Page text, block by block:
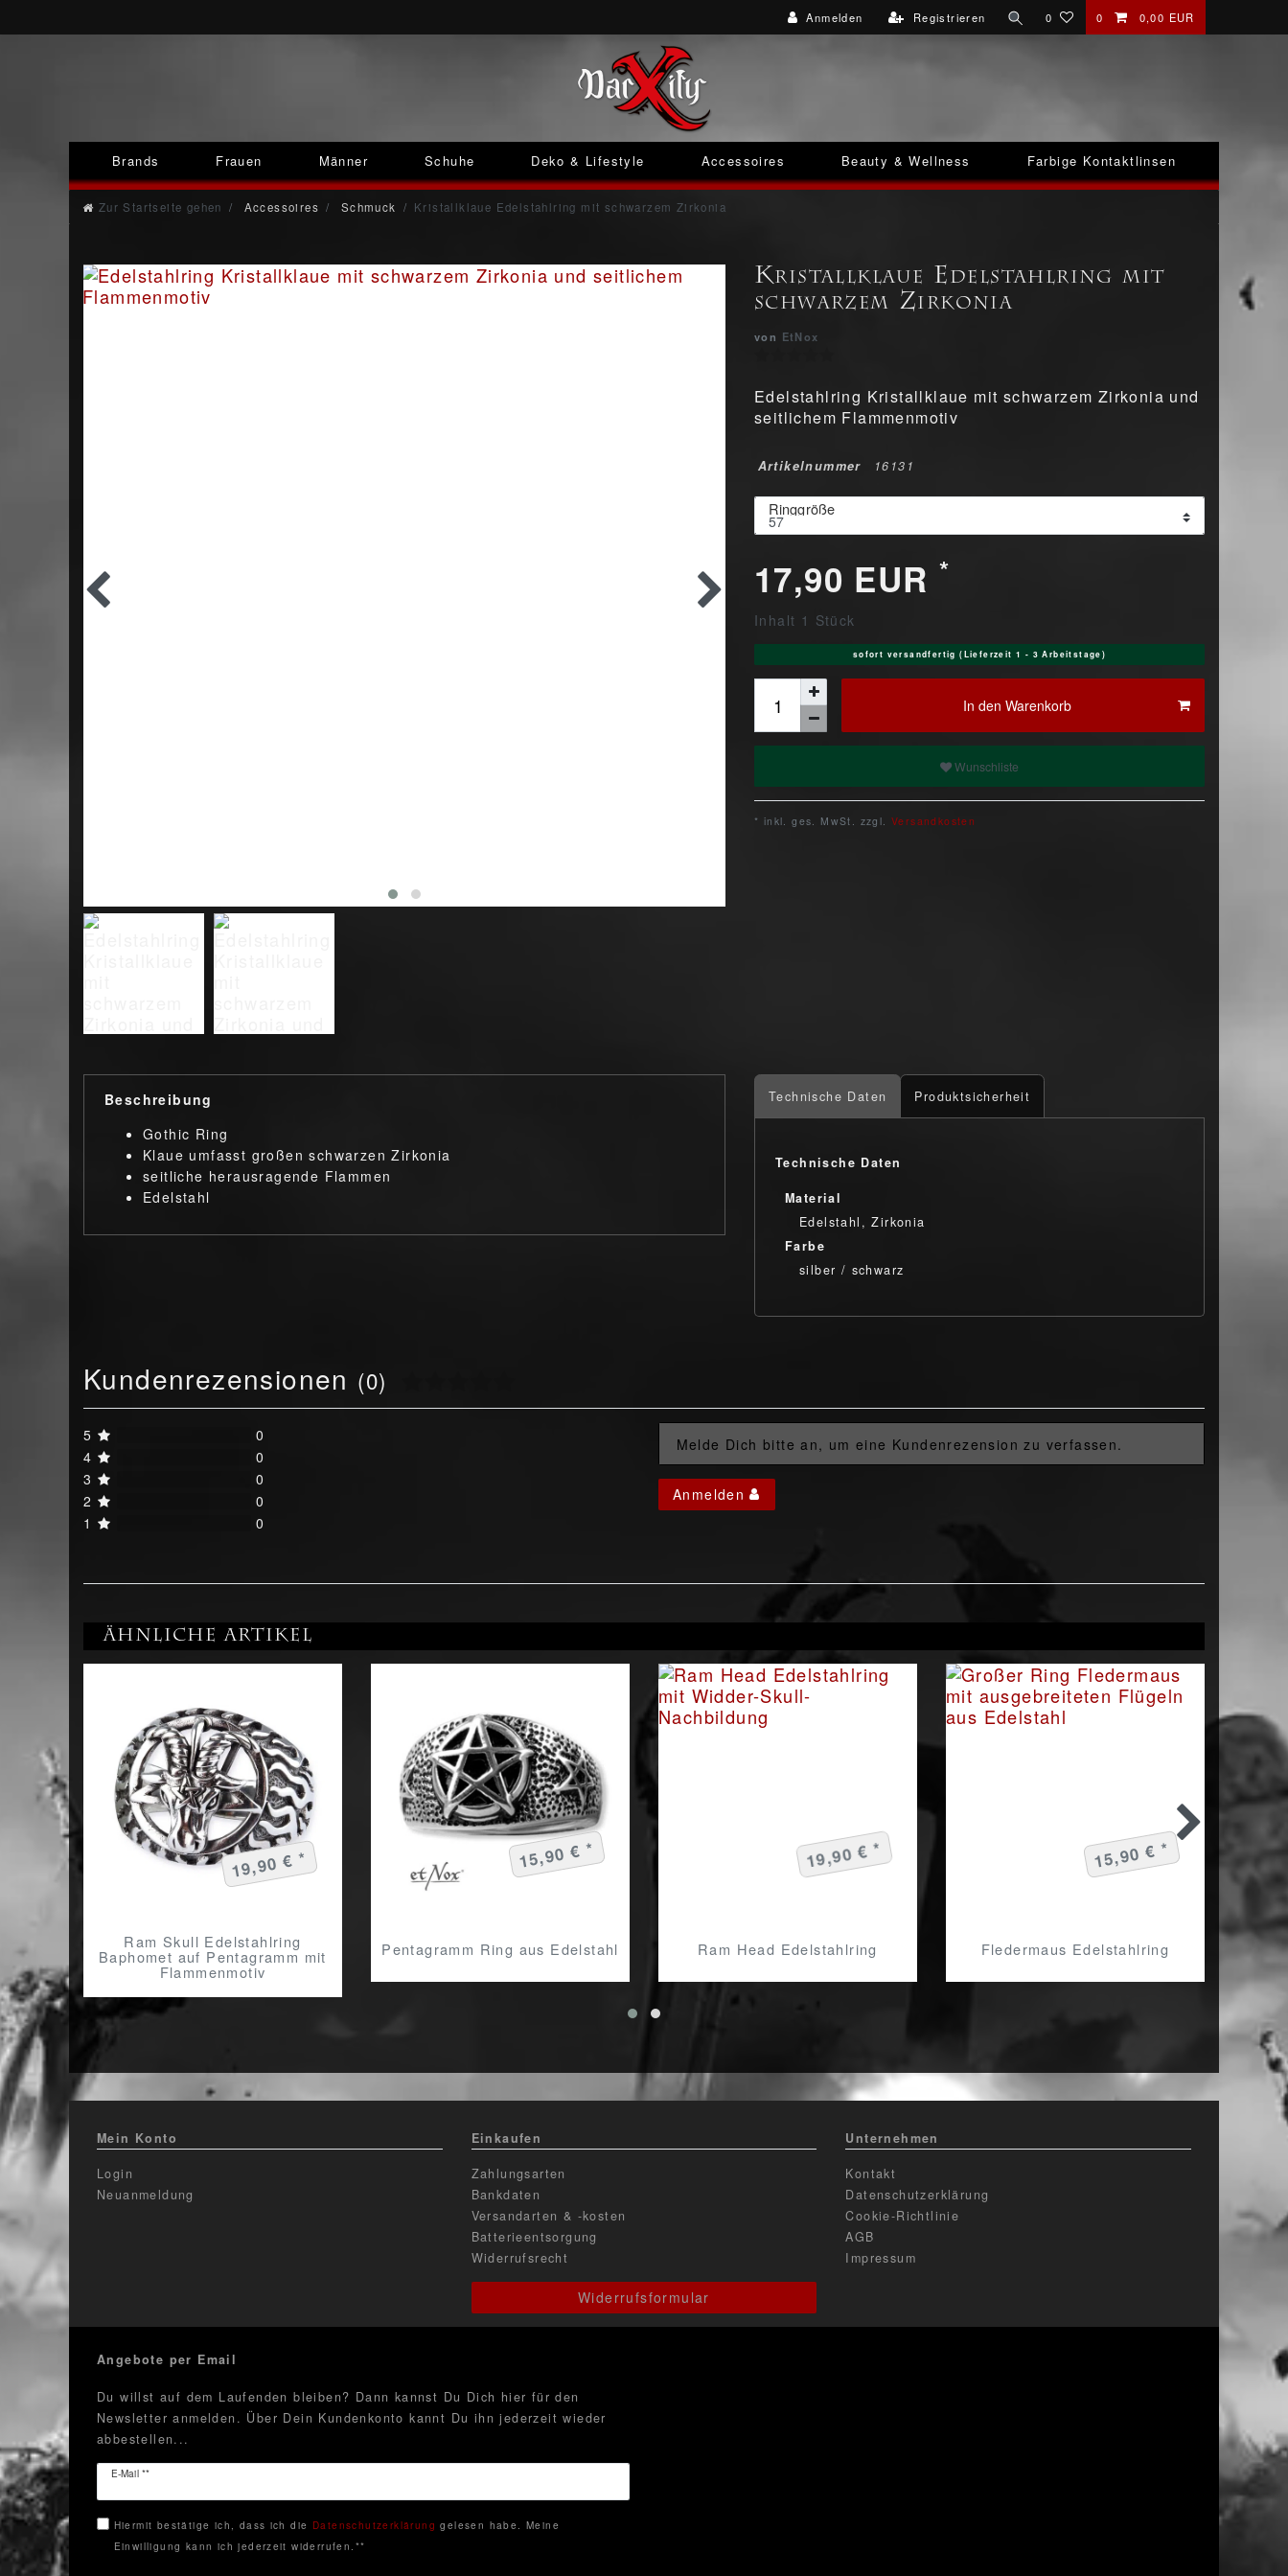
Anmelden Registrieren 0 0 0,00 EUR
Brands Frauen Männer Schuhe Deko & Lifestyle Accessoires Beauty & Wellness Farbige Kontaktlinsen
Zur Startseite gehen Accessoires Schmuck Kristallklaue Edelstahlring mit schwarzem Zirkonia
Kristallklaue Edelstahlring mit
schwarzem Zirkonia
von EtNox
Edelstahlring Kristallklaue mit schwarzem Zirkonia und
seitlichem Flammenmotiv
Artikelnummer 16131
Ringgröße
17,90 EUR *
Inhalt 1 Stück
sofort versandfertig (Lieferzeit 1 - 3 Arbeitstage)
In den Warenkorb
Wunschliste
* inkl. ges. MwSt. zzgl. Versandkosten
Beschreibung
Gothic Ring
Klaue umfasst großen schwarzen Zirkonia
seitliche herausragende Flammen
Edelstahl
Technische Daten Produktsicherheit
Technische Daten
Material
Edelstahl, Zirkonia
Farbe
silber / schwarz
Kundenrezensionen (0)
5
0
4
0
3
0
2
0
1
0
Melde Dich bitte an, um eine Kundenrezension zu verfassen.
Anmelden
Ähnliche Artikel
Ram Skull Edelstahlring
Baphomet auf Pentagramm mit
Flammenmotiv
19,90 € *
Pentagramm Ring aus Edelstahl
15,90 € *
Ram Head Edelstahlring
19,90 € *
Fledermaus Edelstahlring
15,90 € *
Mein Konto
Login
Neuanmeldung
Einkaufen
Zahlungsarten
Bankdaten
Versandarten & -kosten
Batterieentsorgung
Widerrufsrecht
Widerrufsformular
Unternehmen
Kontakt
Datenschutzerklärung
Cookie-Richtlinie
AGB
Impressum
Angebote per Email
Du willst auf dem Laufenden bleiben? Dann kannst Du Dich hier für den
Newsletter anmelden. Über Dein Kundenkonto kannt Du ihn jederzeit wieder
abbestellen...
E-Mail **
Newsletter
Hiermit bestätige ich, dass ich die Daten­schutz­erklärung gelesen habe. Meine
Einwilligung kann ich jederzeit widerrufen.**